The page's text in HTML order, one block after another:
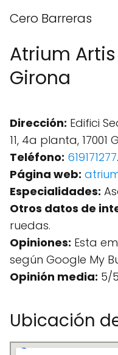
Cero Barreras
Atrium
Girona
Dirección: Edifici
11, 4a planta, 17001
Teléfono: 619171277.
Página web:
Especialidades:
Otros datos de
ruedas.
Opiniones: Esta
según Google My
Opinión media: 5/
Ubicación